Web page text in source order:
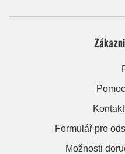
Formulář pro
Možnosti